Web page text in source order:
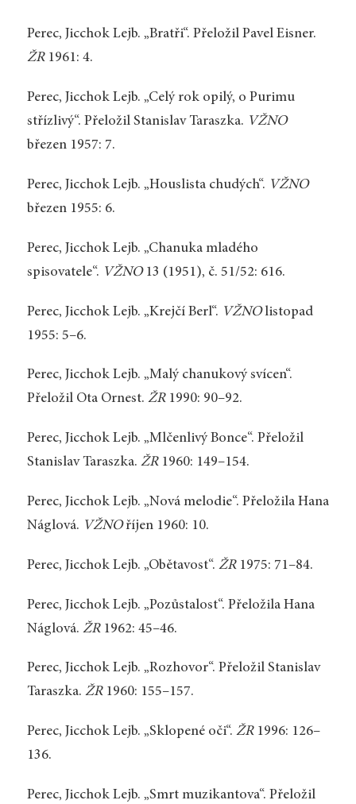
Perec, Jicchok Lejb. „Bratři“. Přeložil Pavel Eisner.
ŽR 1961: 4.
Perec, Jicchok Lejb. „Celý rok opilý, o Purimu
střízlivý“. Přeložil Stanislav Taraszka. VŽNO
březen 1957: 7.
Perec, Jicchok Lejb. „Houslista chudých“. VŽNO
březen 1955: 6.
Perec, Jicchok Lejb. „Chanuka mladého
spisovatele“. VŽNO13 (1951), č. 51/52: 616.
Perec, Jicchok Lejb. „Krejčí Berl“. VŽNOlistopad
1955: 5–6.
Perec, Jicchok Lejb. „Malý chanukový svícen“.
Přeložil Ota Ornest. ŽR 1990: 90–92.
Perec, Jicchok Lejb. „Mlčenlivý Bonce“. Přeložil
Stanislav Taraszka. ŽR 1960: 149–154.
Perec, Jicchok Lejb. „Nová melodie“. Přeložila Hana
Náglová. VŽNOříjen 1960: 10.
Perec, Jicchok Lejb. „Obětavost“. ŽR 1975: 71–84.
Perec, Jicchok Lejb. „Pozůstalost“. Přeložila Hana
Náglová. ŽR 1962: 45–46.
Perec, Jicchok Lejb. „Rozhovor“. Přeložil Stanislav
Taraszka. ŽR 1960: 155–157.
Perec, Jicchok Lejb. „Sklopené oči“. ŽR 1996: 126–
136.
Perec, Jicchok Lejb. „Smrt muzikantova“. Přeložil